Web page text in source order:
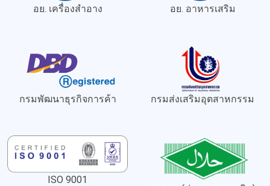
อย. เครื่องสำอาง อย. อาหารเสริม
กรมพัฒนาธุรกิจการค้า กรมส่งเสริมอุตสาหกรรม
ISO 9001